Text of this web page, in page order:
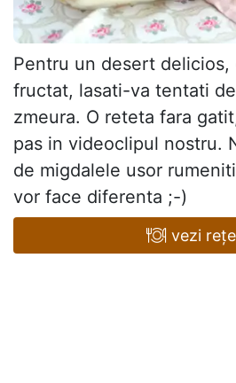
Pentru un desert delicios,
fructat, lasati-va tentati
zmeura. O reteta fara
pas in videoclipul nostru.
de migdalele usor
vor face diferenta ;-)
vezi